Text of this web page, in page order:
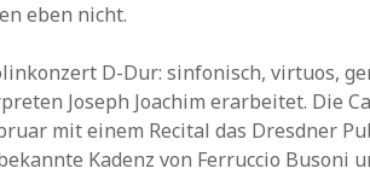
eben nicht.
D-Dur: sinfonisch, virtuos,
Joseph Joachim erarbeitet. Die
mit einem Recital das Dresdner
Kadenz von Ferruccio Busoni